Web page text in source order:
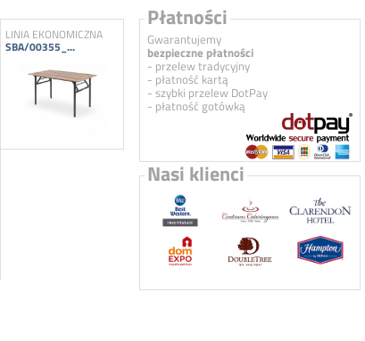
LINIA EKONOMICZNA
SBA/00355_...
Płatności
Gwarantujemy
bezpieczne płatności
- przelew tradycyjny
- płatność kartą
- szybki przelew DotPay
- płatność gotówką
Nasi klienci